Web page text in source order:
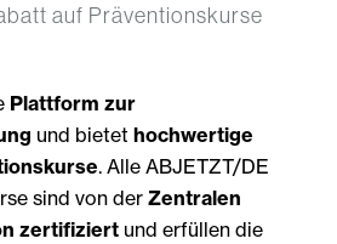
auf Präventionskurse
Plattform zur
und bietet hochwertige
. Alle ABJETZT/DE
sind von der Zentralen
zertifiziert und erfüllen die